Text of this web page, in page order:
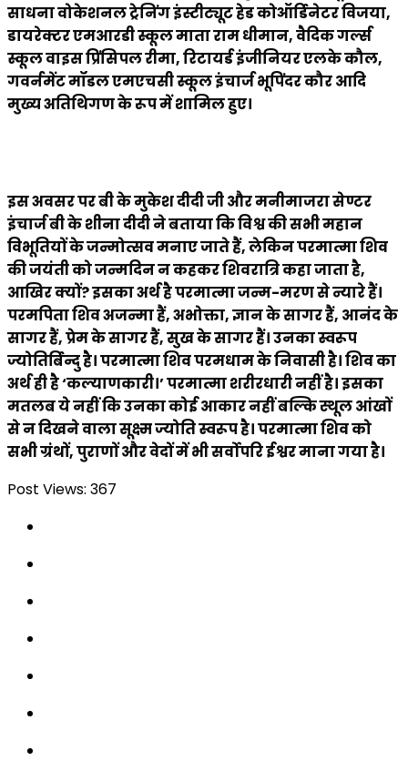
साधना वोकेशनल ट्रेनिंग इंस्टीट्यूट हेड कोऑर्डिनेटर विजया,
डायरेक्टर एमआरडी स्कूल माता राम धीमान, वैदिक गर्ल्स
स्कूल वाइस प्रिंसिपल रीमा, रिटायर्ड इंजीनियर एलके कौल,
गवर्नमेंट मॉडल एमएचसी स्कूल इंचार्ज भूपिंदर कौर आदि
मुख्य अतिथिगण के रूप में शामिल हुए।
इस अवसर पर बी के मुकेश दीदी जी और मनीमाजरा सेण्टर
इंचार्ज बी के शीना दीदी ने बताया कि विश्व की सभी महान
विभूतियों के जन्मोत्सव मनाए जाते हैं, लेकिन परमात्मा शिव
की जयंती को जन्मदिन न कहकर शिवरात्रि कहा जाता है,
आखिर क्यों? इसका अर्थ है परमात्मा जन्म-मरण से न्यारे हैं।
परमपिता शिव अजन्मा हैं, अभोक्ता, ज्ञान के सागर हैं, आनंद के
सागर हैं, प्रेम के सागर हैं, सुख के सागर हैं। उनका स्वरूप
ज्योतिर्बिन्दु है। परमात्मा शिव परमधाम के निवासी है। शिव का
अर्थ ही है ‘कल्याणकारी।’ परमात्मा शरीरधारी नहीं है। इसका
मतलब ये नहीं कि उनका कोई आकार नहीं बल्कि स्थूल आंखों
से न दिखने वाला सूक्ष्म ज्योति स्वरूप है। परमात्मा शिव को
सभी ग्रंथों, पुराणों और वेदों में भी सर्वोपरि ईश्वर माना गया है।
Post Views: 367